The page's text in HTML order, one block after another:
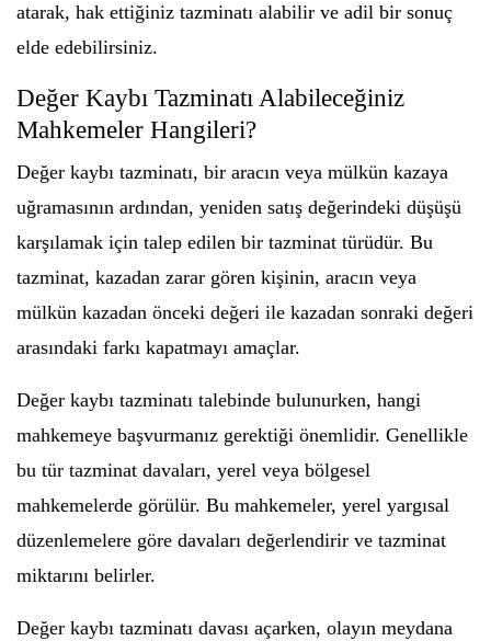
atarak, hak ettiğiniz tazminatı alabilir ve adil bir sonuç
elde edebilirsiniz.
Değer Kaybı Tazminatı Alabileceğiniz
Mahkemeler Hangileri?
Değer kaybı tazminatı, bir aracın veya mülkün kazaya
uğramasının ardından, yeniden satış değerindeki düşüşü
karşılamak için talep edilen bir tazminat türüdür. Bu
tazminat, kazadan zarar gören kişinin, aracın veya
mülkün kazadan önceki değeri ile kazadan sonraki değeri
arasındaki farkı kapatmayı amaçlar.
Değer kaybı tazminatı talebinde bulunurken, hangi
mahkemeye başvurmanız gerektiği önemlidir. Genellikle
bu tür tazminat davaları, yerel veya bölgesel
mahkemelerde görülür. Bu mahkemeler, yerel yargısal
düzenlemelere göre davaları değerlendirir ve tazminat
miktarını belirler.
Değer kaybı tazminatı davası açarken, olayın meydana